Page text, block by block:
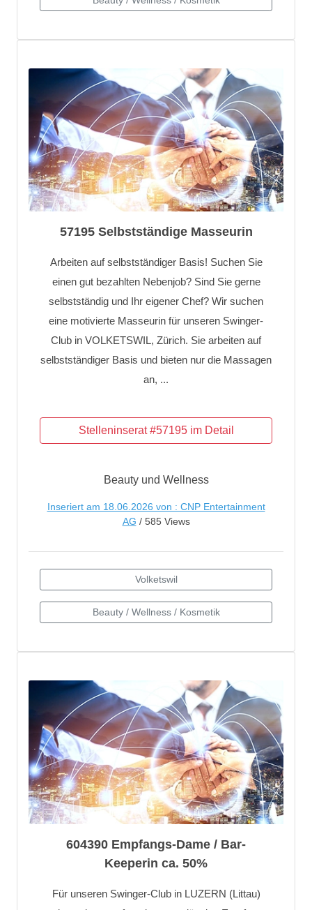
57195 Selbstständige Masseurin
Arbeiten auf selbstständiger Basis! Suchen Sie
einen gut bezahlten Nebenjob? Sind Sie gerne
selbstständig und Ihr eigener Chef? Wir suchen
eine motivierte Masseurin für unseren Swinger-
Club in VOLKETSWIL, Zürich. Sie arbeiten auf
selbstständiger Basis und bieten nur die Massagen
an, ...
Beauty und Wellness
Inseriert am 18.06.2026 von : CNP Entertainment
AG / 585 Views
604390 Empfangs-Dame / Bar-
Keeperin ca. 50%
Für unseren Swinger-Club in LUZERN (Littau)